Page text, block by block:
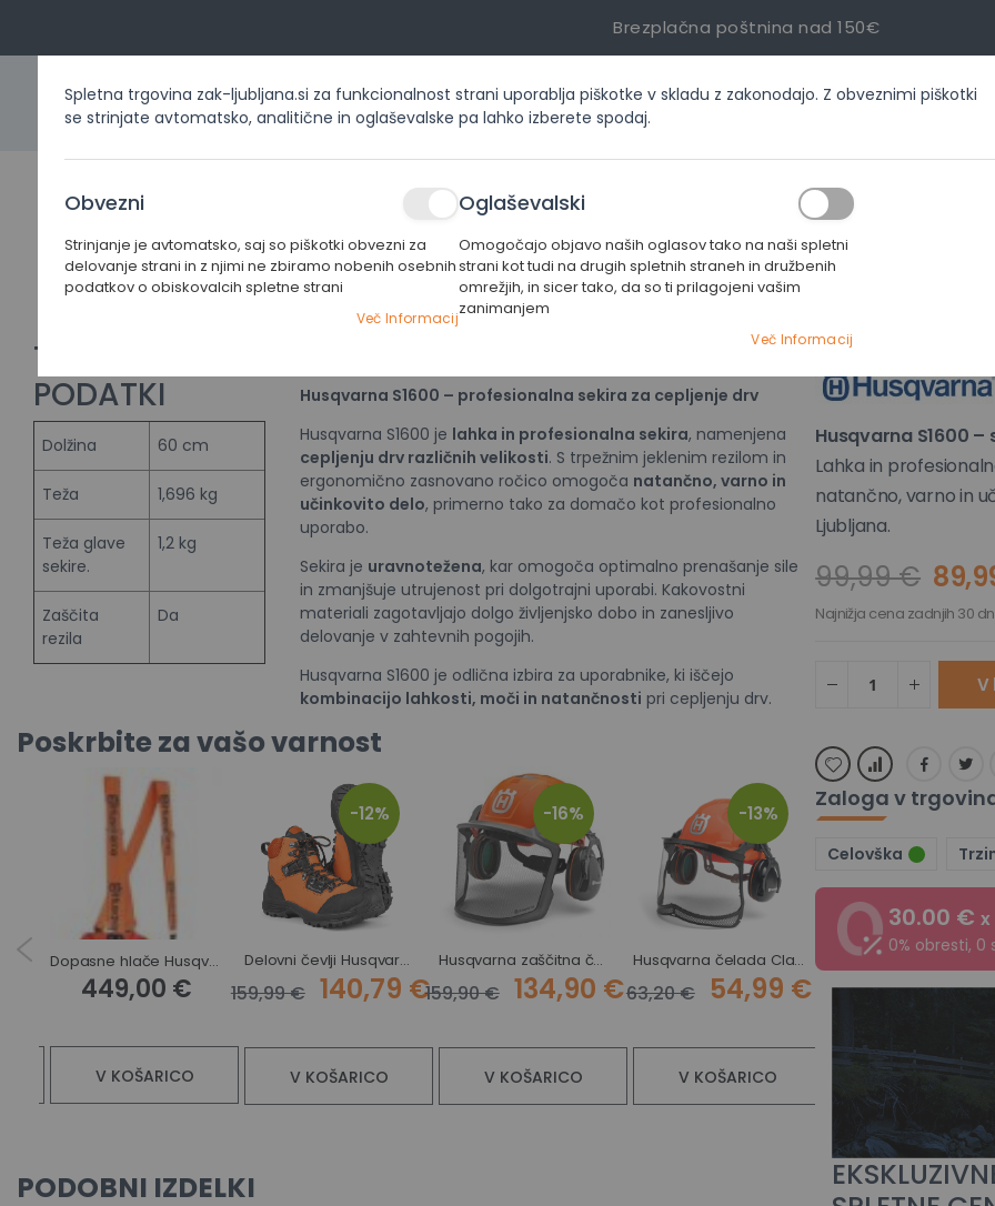
Obvezni
Strinjanje je avtomatsko, saj so piškotki obvezni za
delovanje strani in z njimi ne zbiramo nobenih osebnih
podatkov o obiskovalcih spletne strani
Več Informacij
Oglaševalski
Omogočajo objavo naših oglasov tako na naši spletni
strani kot tudi na drugih spletnih straneh in družbenih
omrežjih, in sicer tako, da so ti prilagojeni vašim
zanimanjem
Več Informacij
Spletna trgovina zak-ljubljana.si za funkcionalnost strani uporablja piškotke v skladu z zakonodajo. Z obveznimi piškotki
se strinjate avtomatsko, analitične in oglaševalske pa lahko izberete spodaj.
Brezplačna poštnina nad 150€
SERVIS KONTAKT
Home Husqvarna Husqvarna Sekira za cepljenje S1600
na
galerije
slik
cepljenje
S1600
Husqvarna
na
galerije
slik
Husqvarna
Husqvarna S1600
Lahka in
natančno, varno in
Ljubljana.
99,99 €
Najnižja cena zadnjih 30
V
Zaloga v
Celovška
30.00 €
0% obresti, 0
TEHNIČNI
PODATKI
Dolžina 60 cm
Teža 1,696 kg
Teža glave
sekire.
1,2 kg
Zaščita
rezila
Da
Husqvarna S1600 – profesionalna sekira za cepljenje drv
Husqvarna S1600 je lahka in profesionalna sekira, namenjena
cepljenju drv različnih velikosti. S trpežnim jeklenim rezilom in
ergonomično zasnovano ročico omogoča natančno, varno in
učinkovito delo, primerno tako za domačo kot profesionalno
uporabo.
Sekira je uravnotežena, kar omogoča optimalno prenašanje sile
in zmanjšuje utrujenost pri dolgotrajni uporabi. Kakovostni
materiali zagotavljajo dolgo življenjsko dobo in zanesljivo
delovanje v zahtevnih pogojih.
Husqvarna S1600 je odlična izbira za uporabnike, ki iščejo
kombinacijo lahkosti, moči in natančnosti pri cepljenju drv.
Poskrbite za vašo varnost
Rokavice Technical Light Husqvarna Dopasne hlače Husqvarna Technical Extreme
449,00 €
V KOŠARICO
-12%
Delovni čevlji Husqvarna Technical Light
159,99 € 140,79 €
V KOŠARICO
-16%
Husqvarna zaščitna čelada Technical
159,90 € 134,90 €
V KOŠARICO
-13%
Husqvarna čelada Classic
63,20 € 54,99 €
V KOŠARICO
139,99 €
V KOŠARICO
PODOBNI IZDELKI